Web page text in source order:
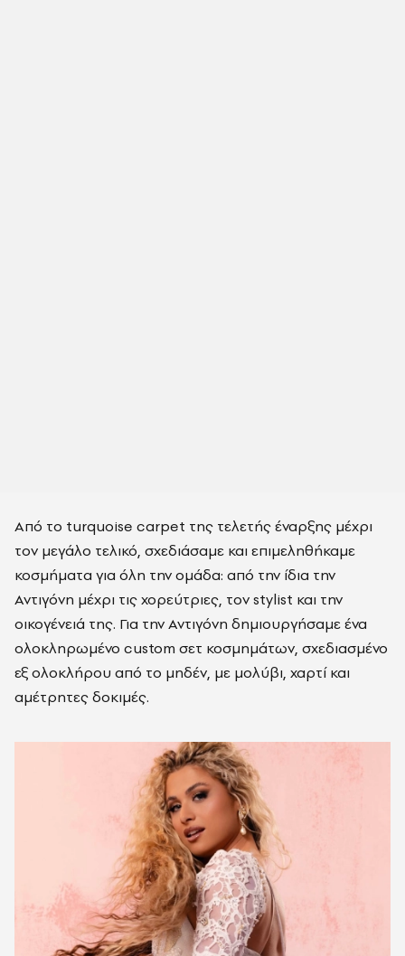
Από το turquoise carpet της τελετής έναρξης μέχρι
τον μεγάλο τελικό, σχεδιάσαμε και επιμεληθήκαμε
κοσμήματα για όλη την ομάδα: από την ίδια την
Αντιγόνη μέχρι τις χορεύτριες, τον stylist και την
οικογένειά της. Για την Αντιγόνη δημιουργήσαμε ένα
ολοκληρωμένο custom σετ κοσμημάτων, σχεδιασμένο
εξ ολοκλήρου από το μηδέν, με μολύβι, χαρτί και
αμέτρητες δοκιμές.